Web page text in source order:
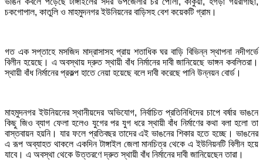
চকগোপাল, কাতুলি ও মাহমুদনগর ইউনিয়নের বাড়িসহ বেশ কয়েকটি গ্রাম।
গত এক সপ্তাহে মসজিদ মাদ্রাসাসহ প্রায় শতাধিক ঘর বাড়ি বিভিন্ন স্থাপনা নদীগর্ভে
বিলীন হয়েছে। এ অবস্থায় দ্রুত স্থায়ী বাঁধ নির্মানের দাবী জানিয়েছে ভাঙ্গন কবলিতরা।
স্থায়ী বাঁধ নির্মানের প্রকল্প হাতে নেয়া হয়েছে বলে দাবী করেছে পানি উন্নয়ন বোর্ড।
মাহমুদনগর ইউনিয়নের স্থানীয়দের অভিযোগ, নির্বাচিত প্রতিনিধিদের চাপে বর্ষার ভাঙনে
কিছু জিও ব্যাগ ফেলা হলেও যুগের পর যুগ ধরে স্থায়ী বাঁধ নির্মাণের কথা বলা হলো তা
বাস্তবায়ন হয়নি। যার ফলে প্রতিবছর তাদের এই ভাঙনের শিকার হতে হচ্ছে। ভাঙনের
এ রূপ অব্যাহত থাকলে একদিন টাঙ্গাইল জেলা মানচিত্র থেকে এ ইউনিয়নটি বিলীন হয়ে
যাবে। এ অবস্থা থেকে উত্তরণে দ্রুত স্থায়ী বাঁধ নির্মানের দাবী জানিয়েছেন তারা।